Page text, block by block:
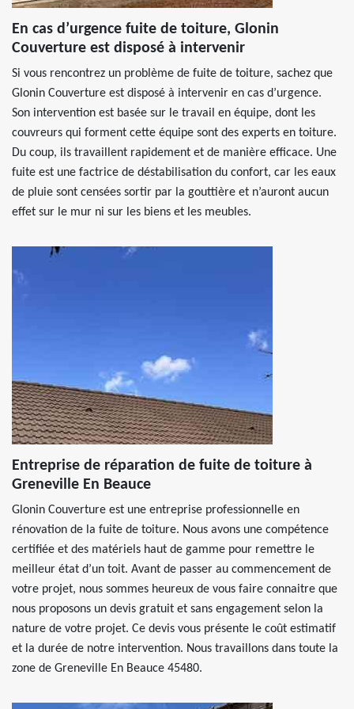
En cas d’urgence fuite de toiture, Glonin
Couverture est disposé à intervenir
Si vous rencontrez un problème de fuite de toiture, sachez que
Glonin Couverture est disposé à intervenir en cas d’urgence.
Son intervention est basée sur le travail en équipe, dont les
couvreurs qui forment cette équipe sont des experts en toiture.
Du coup, ils travaillent rapidement et de manière efficace. Une
fuite est une factrice de déstabilisation du confort, car les eaux
de pluie sont censées sortir par la gouttière et n’auront aucun
effet sur le mur ni sur les biens et les meubles.
Entreprise de réparation de fuite de toiture à
Greneville En Beauce
Glonin Couverture est une entreprise professionnelle en
rénovation de la fuite de toiture. Nous avons une compétence
certifiée et des matériels haut de gamme pour remettre le
meilleur état d’un toit. Avant de passer au commencement de
votre projet, nous sommes heureux de vous faire connaitre que
nous proposons un devis gratuit et sans engagement selon la
nature de votre projet. Ce devis vous présente le coût estimatif
et la durée de notre intervention. Nous travaillons dans toute la
zone de Greneville En Beauce 45480.